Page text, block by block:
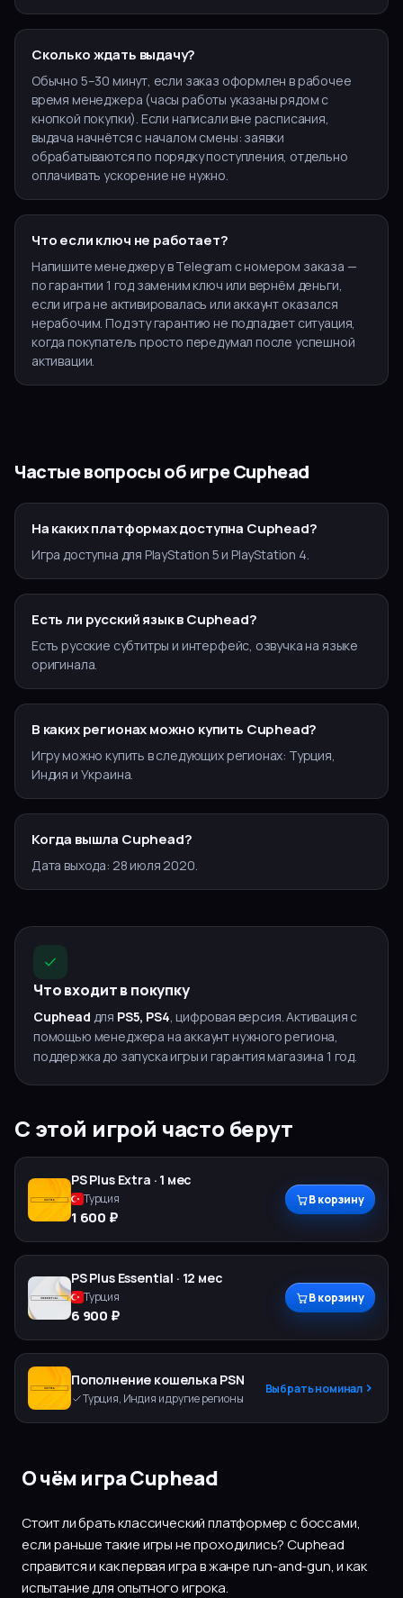
Сколько ждать выдачу?
Обычно 5–30 минут, если заказ оформлен в рабочее
время менеджера (часы работы указаны рядом с
кнопкой покупки). Если написали вне расписания,
выдача начнётся с началом смены: заявки
обрабатываются по порядку поступления, отдельно
оплачивать ускорение не нужно.
Что если ключ не работает?
Напишите менеджеру в Telegram с номером заказа —
по гарантии 1 год заменим ключ или вернём деньги,
если игра не активировалась или аккаунт оказался
нерабочим. Под эту гарантию не подпадает ситуация,
когда покупатель просто передумал после успешной
активации.
Частые вопросы об игреCuphead
На каких платформах доступна Cuphead?
Игра доступна для PlayStation 5 и PlayStation 4.
Есть ли русский язык в Cuphead?
Есть русские субтитры и интерфейс, озвучка на языке
оригинала.
В каких регионах можно купить Cuphead?
Игру можно купить в следующих регионах: Турция,
Индия и Украина.
Когда вышла Cuphead?
Дата выхода: 28 июля 2020.
Что входит в покупку
Cuphead для PS5, PS4, цифровая версия. Активация с
помощью менеджера на аккаунт нужного региона,
поддержка до запуска игры и гарантия магазина 1 год.
С этой игрой часто берут
PS Plus Extra · 1 мес
Турция
1 600 ₽
В корзину
PS Plus Essential · 12 мес
Турция
6 900 ₽
В корзину
Пополнение кошелька PSN
Турция, Индия и другие регионы
Выбрать номинал
О чём игра Cuphead
Стоит ли брать классический платформер с боссами,
если раньше такие игры не проходились? Cuphead
справится и как первая игра в жанре run-and-gun, и как
испытание для опытного игрока.